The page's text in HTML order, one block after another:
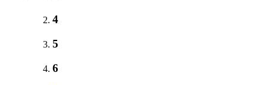
4
5
6